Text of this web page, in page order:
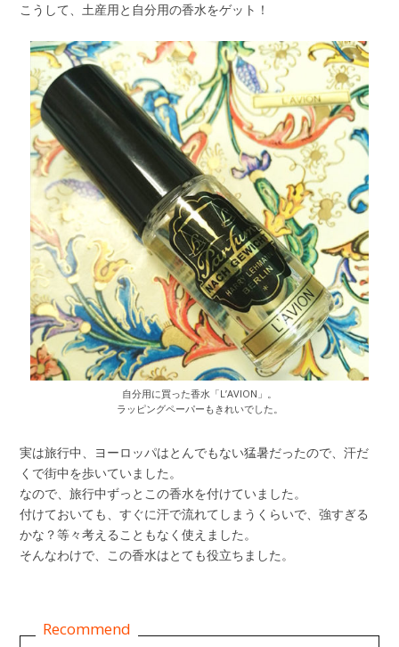
こうして、土産用と自分用の香水をゲット！
自分用に買った香水「L’AVION」。
ラッピングペーパーもきれいでした。
実は旅行中、ヨーロッパはとんでもない猛暑だったので、汗だ
くで街中を歩いていました。
なので、旅行中ずっとこの香水を付けていました。
付けておいても、すぐに汗で流れてしまうくらいで、強すぎる
かな？等々考えることもなく使えました。
そんなわけで、この香水はとても役立ちました。